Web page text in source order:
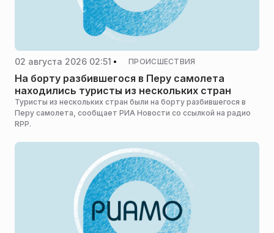
02 августа 2026 02:51 ПРОИСШЕСТВИЯ
На борту разбившегося в Перу самолета
находились туристы из нескольких стран
Туристы из нескольких стран были на борту разбившегося в
Перу самолета, сообщает РИА Новости со ссылкой на радио
RPP.